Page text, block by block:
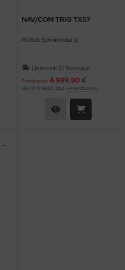
NAV/COM TRIG TX57
16 Watt Sendeleistung
Lieferzeit: 10 Werktage
Sonderpreis 4.999,90 €
inkl. 19 % MwSt. zzgl. Versandkosten